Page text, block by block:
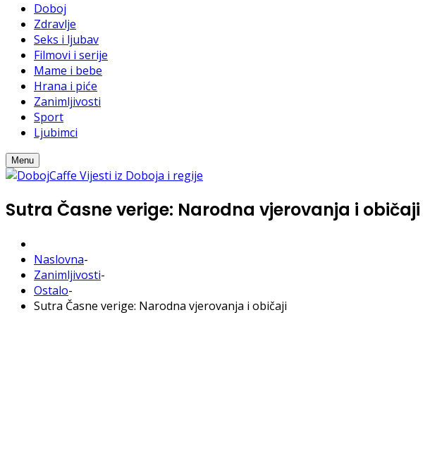
Doboj
Zdravlje
Seks i ljubav
Filmovi i serije
Mame i bebe
Hrana i piće
Zanimljivosti
Sport
Ljubimci
Menu
Sutra Časne verige: Narodna vjerovanja i običaji
Naslovna-
Zanimljivosti-
Ostalo-
Sutra Časne verige: Narodna vjerovanja i običaji